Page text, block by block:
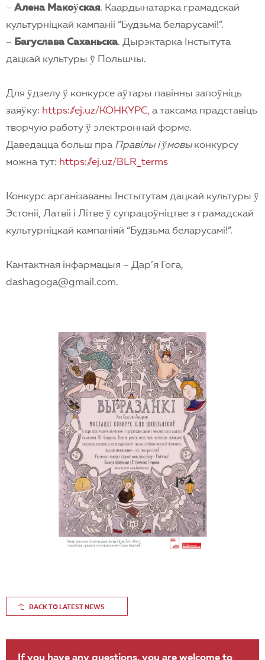
– Алена Макоўская. Каардынатарка грамадскай
культурнiцкай кампанii “Будзьма беларусамi!”.
– Багуслава Саханьска. Дырэктарка Iнстытута
дацкай культуры ў Польшчы.
Для ўдзелу ў конкурсе аўтары павiнны запоўнiць
заяўку: https://ej.uz/KOHKYPC, а таксама прадставiць
творчую работу ў электроннай форме.
Даведацца больш пра Правiлы i ўмовыконкурсу
можна тут: https://ej.uz/BLR_terms
Конкурс арганiзаваны Iнстытутам дацкай культуры ў
Эстонii, Латвii i Лiтве ў супрацоўнiцтве з грамадскай
культурнiцкай кампанiяй “Будзьма беларусамi!”.
Кантактная iнфармацыя – Дар’я Гога,
dashagoga@gmail.com.
BACK TO LATEST NEWS